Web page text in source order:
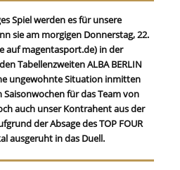
Spiel werden es für unsere
sie am morgigen Donnerstag, 22.
auf magentasport.de) in der
Tabellenzweiten ALBA BERLIN
ungewohnte Situation inmitten
für das Team von
auch unser Kontrahent aus der
der Absage des TOP FOUR
ausgeruht in das Duell.